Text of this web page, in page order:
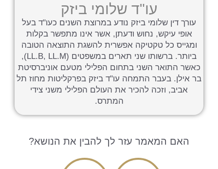
עו"ד שלומי ביזק
עורך דין שלומי ביזק נודע במרוצת השנים כעו"ד בעל
אופי עיקש, נחוש ודעתן, אשר אינו מתפשר בקלות
ומגייס כל טקטיקה אפשרית להשגת התוצאה הטובה
ביותר. ברשותו שני תארים במשפטים (LL.B, LL.M),
כאשר התואר השני בתחום הפלילי מטעם אוניברסיטת
בר אילן. בעבר התמחה עו"ד ביזק בפרקליטות מחוז תל
אביב, וזכה להכיר את העולם הפלילי משני צידי
המתרס.
האם המאמר עזר לך להבין את הנושא?